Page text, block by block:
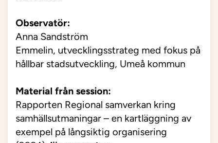
Observatör:
Anna Sandström
Emmelin, utvecklingsstrateg med fokus på
hållbar stadsutveckling, Umeå kommun
Material från session:
Rapporten Regional samverkan kring
samhällsutmaningar – en kartläggning av
exempel på långsiktig organisering